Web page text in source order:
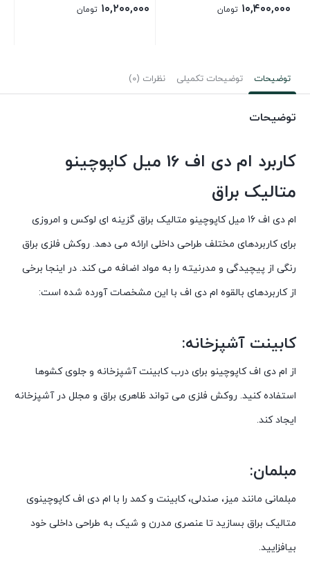
۱۰,۴۰۰,۰۰۰ تومان ۱۰,۲۰۰,۰۰۰ تومان
توضیحات توضیحات تکمیلی نظرات (0)
توضیحات
کاربرد ام دی اف 16 میل کاپوچینو
متالیک براق
ام دی اف 16 میل کاپوچینو متالیک براق گزینه ای لوکس و امروزی
برای کاربردهای مختلف طراحی داخلی ارائه می دهد. روکش فلزی براق
رنگی از پیچیدگی و مدرنیته را به مواد اضافه می کند. در اینجا برخی
از کاربردهای بالقوه ام دی اف با این مشخصات آورده شده است:
کابینت آشپزخانه:
از ام دی اف کاپوچینو برای درب کابینت آشپزخانه و جلوی کشوها
استفاده کنید. روکش فلزی می تواند ظاهری براق و مجلل در آشپزخانه
ایجاد کند.
مبلمان:
مبلمانی مانند میز، صندلی، کابینت و کمد را با ام دی اف کاپوچینوی
متالیک براق بسازید تا عنصری مدرن و شیک به طراحی داخلی خود
بیافزایید.